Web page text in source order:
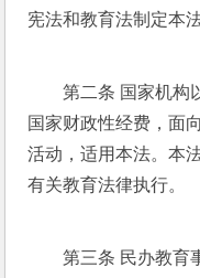
宪法和教育法制定本法
第二条 国家机构
国家财政性经费，面
活动，适用本法。本
有关教育法律执行。
第三条 民办教育